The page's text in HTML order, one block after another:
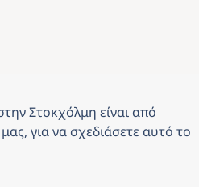
Στοκχόλμη είναι από
για να σχεδιάσετε αυτό το